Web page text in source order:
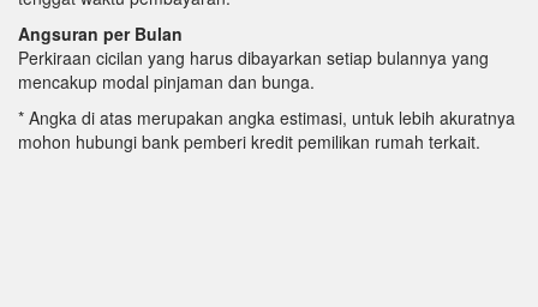
Angsuran per Bulan
Perkiraan cicilan yang harus dibayarkan setiap bulannya yang
mencakup modal pinjaman dan bunga.
* Angka di atas merupakan angka estimasi, untuk lebih akuratnya
mohon hubungi bank pemberi kredit pemilikan rumah terkait.